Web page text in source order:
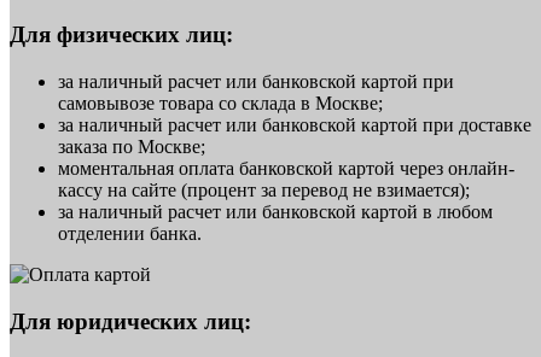
Для физических лиц:
за наличный расчет или банковской картой при
самовывозе товара со склада в Москве;
за наличный расчет или банковской картой при доставке
заказа по Москве;
моментальная оплата банковской картой через онлайн-
кассу на сайте (процент за перевод не взимается);
за наличный расчет или банковской картой в любом
отделении банка.
Для юридических лиц: